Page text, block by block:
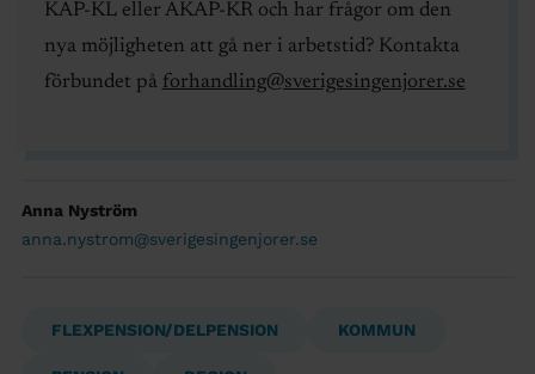
KAP-KL eller AKAP-KR och har frågor om den
nya möjligheten att gå ner i arbetstid? Kontakta
förbundet på forhandling@sverigesingenjorer.se
Anna Nyström
anna.nystrom@sverigesingenjorer.se
FLEXPENSION/DELPENSION KOMMUN